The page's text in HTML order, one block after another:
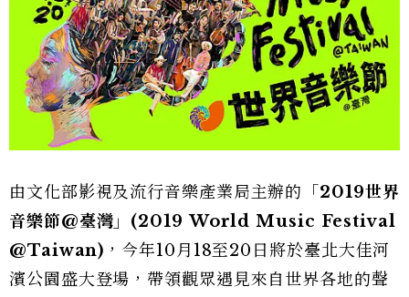
由文化部影視及流行音樂產業局主辦的「 2019世界
音樂節@臺灣」 (2019 World Music Festival
@Taiwan) ，今年10月18至20日將於臺北大佳河
濱公園盛大登場，帶領觀眾遇見來自世界各地的聲